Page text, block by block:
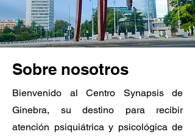
Sobre nosotros
Bienvenido al Centro Synapsis de
Ginebra, su destino para recibir
atención psiquiátrica y psicológica de